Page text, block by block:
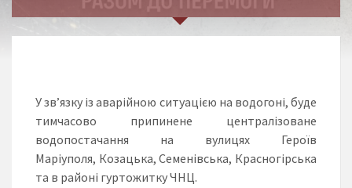
У зв’язку із аварійною ситуацією на водогоні, буде
тимчасово припинене централізоване
водопостачання на вулицях Героїв
Маріуполя, Козацька, Семенівська, Красногірська
та в районі гуртожитку ЧНЦ.